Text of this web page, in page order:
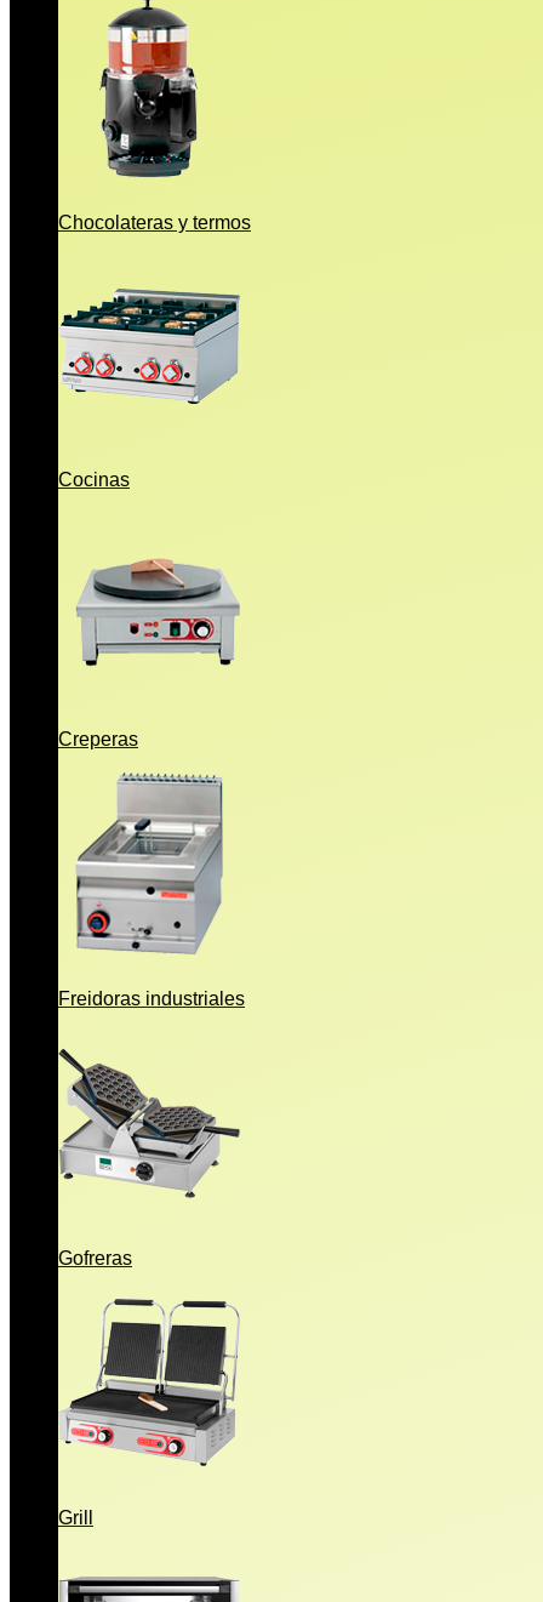
Chocolateras y termos
Cocinas
Creperas
Freidoras industriales
Gofreras
Grill